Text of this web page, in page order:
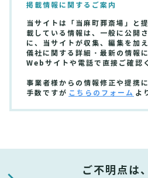
掲載情報に関するご案内
当サイトは「当麻町葬斎場」と
載している情報は、一般に公開
に、当サイトが収集、編集を加
儀社に関する詳細・最新の情報
Webサイトや電話で直接ご確認
事業者様からの情報修正や提携
手数ですが こちらのフォーム よ
ご不明点は